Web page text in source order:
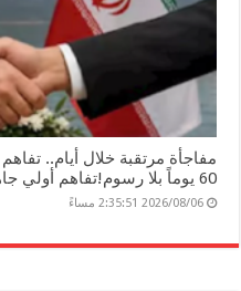
مفاجأة مرتقبة خلال أيام..
60 يوماً بلا رسوم!تفاهم أولي جاهز للإعلان
2026/08/06 2:35:51 مساءً